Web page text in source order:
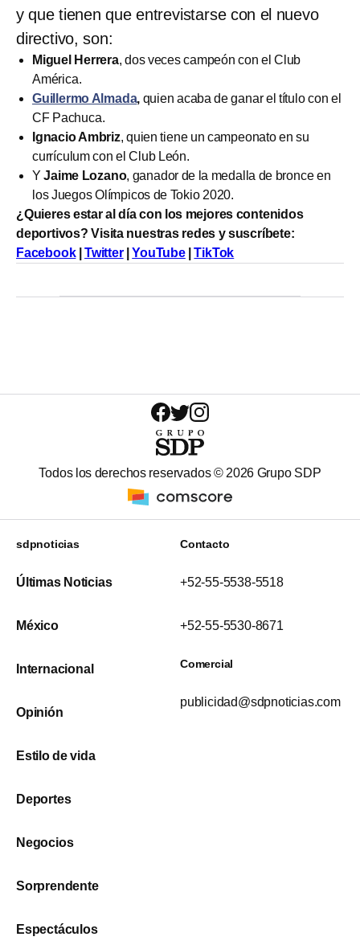
y que tienen que entrevistarse con el nuevo
directivo, son:
Miguel Herrera, dos veces campeón con el Club
América.
Guillermo Almada, quien acaba de ganar el título con el
CF Pachuca.
Ignacio Ambriz, quien tiene un campeonato en su
currículum con el Club León.
YJaime Lozano, ganador de la medalla de bronce en
los Juegos Olímpicos de Tokio 2020.
¿Quieres estar al día con los mejores contenidos
deportivos? Visita nuestras redes y suscríbete:
Facebook|Twitter|YouTube|TikTok
Todos los derechos reservados ©2026 Grupo SDP
sdpnoticias
Últimas Noticias
México
Internacional
Opinión
Estilo de vida
Deportes
Negocios
Sorprendente
Espectáculos
Contacto
+52-55-5538-5518
+52-55-5530-8671
Comercial
publicidad@sdpnoticias.com